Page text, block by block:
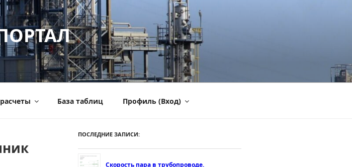
База таблиц Профиль (Вход)
ПОСЛЕДНИЕ ЗАПИСИ:
Скорость пара в трубопроводе.